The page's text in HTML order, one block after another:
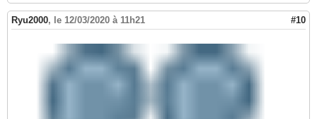
Ryu2000, le 12/03/2020 à 11h21 #10